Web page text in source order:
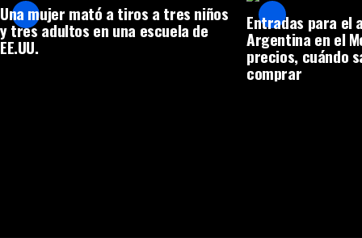
Una mujer mató a tiros a tres niños
y tres adultos en una escuela de
EE.UU.
Entradas para el
Argentina en el
precios, cuándo
comprar